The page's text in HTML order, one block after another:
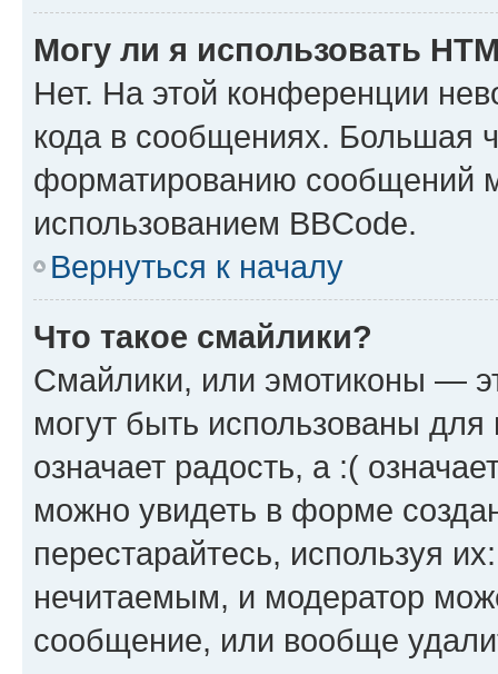
Могу ли я использовать
Нет. На этой конференции
кода в сообщениях. Большая
форматированию сообщений
использованием BBCode.
Вернуться к началу
Что такое смайлики?
Смайлики, или эмотиконы —
могут быть использованы
означает радость, а :(
можно увидеть в форме
перестарайтесь, используя
нечитаемым, и модератор
сообщение, или вообще